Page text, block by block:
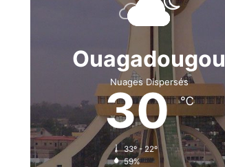
Ouagadougou
Nuages Dispersés
30℃
33º - 22º
59%